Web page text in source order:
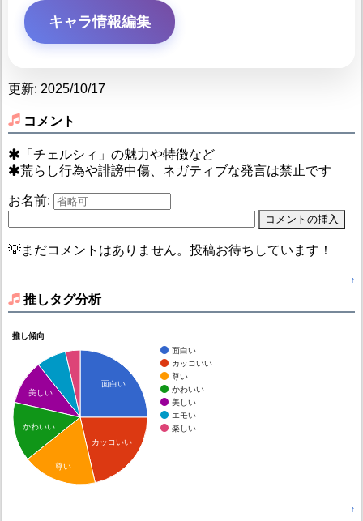
キャラ情報編集
更新: 2025/10/17
コメント
「チェルシィ」の魅力や特徴など
荒らし行為や誹謗中傷、ネガティブな発言は禁止です
お名前:
💡まだコメントはありません。投稿お待ちしています！
↑
推しタグ分析
推し傾向
面白い
カッコいい
尊い
かわいい
美しい
エモい
楽しい
面白い
カッコいい
美しい
かわいい
尊い
↑